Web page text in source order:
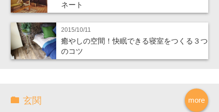
ネート
2015/10/11
癒やしの空間！快眠できる寝室をつくる３つ
のコツ
more
玄関